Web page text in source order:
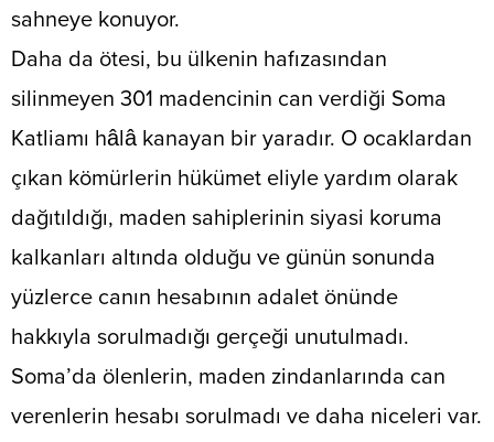
sahneye konuyor.
​Daha da ötesi, bu ülkenin hafızasından
silinmeyen 301 madencinin can verdiği Soma
Katliamı hâlâ kanayan bir yaradır. O ocaklardan
çıkan kömürlerin hükümet eliyle yardım olarak
dağıtıldığı, maden sahiplerinin siyasi koruma
kalkanları altında olduğu ve günün sonunda
yüzlerce canın hesabının adalet önünde
hakkıyla sorulmadığı gerçeği unutulmadı.
Soma’da ölenlerin, maden zindanlarında can
verenlerin hesabı sorulmadı ve daha niceleri var.